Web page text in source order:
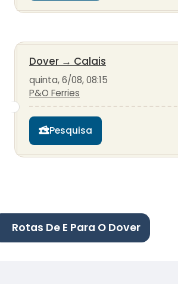
Dover → Calais
quinta, 6/08, 08:15
P&O Ferries
Pesquisa
Rotas De E Para O Dover